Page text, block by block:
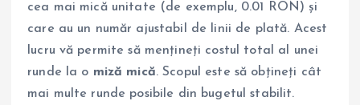
cea mai mică unitate (de exemplu, 0.01 RON) și
care au un număr ajustabil de linii de plată. Acest
lucru vă permite să mențineți costul total al unei
runde la o miză mică. Scopul este să obțineți cât
mai multe runde posibile din bugetul stabilit.